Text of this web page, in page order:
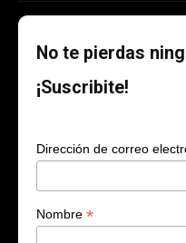
No te pierdas
¡Suscribite!
Dirección de correo
Nombre *